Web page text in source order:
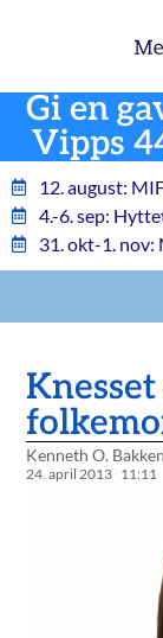
Gi en
Vipps
12. august:
4.-6. sep:
31. okt-1. nov:
Kenneth O. Bakken
24. april 2013 11:11